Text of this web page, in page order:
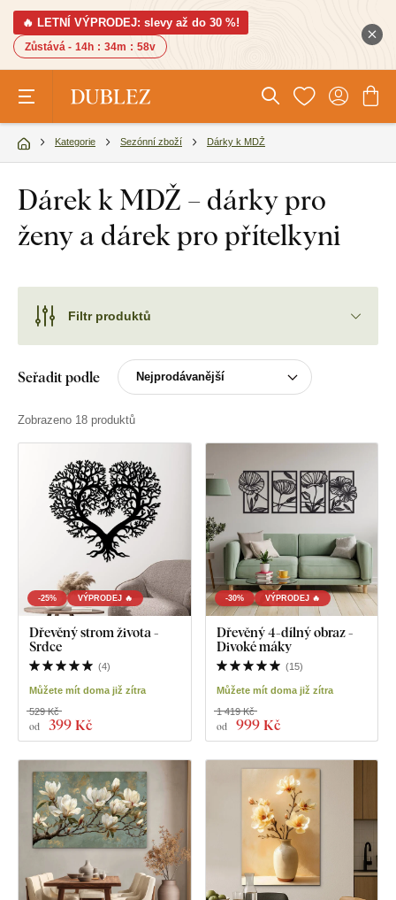
🔥 LETNÍ VÝPRODEJ: slevy až do 30 %!
Zůstává - 14h : 34m : 57v
Kategorie Sezónní zboží Dárky k MDŽ
Dárek k MDŽ – dárky pro
ženy a dárek pro přítelkyni
Filtr produktů
Seřadit podle
Zobrazeno 18 produktů
-25% VÝPRODEJ 🔥
Dřevěný strom života -
Srdce
(4)
Můžete mít doma již zítra
od 399 Kč
529 Kč
-30% VÝPRODEJ 🔥
Dřevěný 4-dílný obraz -
Divoké máky
(15)
Můžete mít doma již zítra
od 999 Kč
1 419 Kč